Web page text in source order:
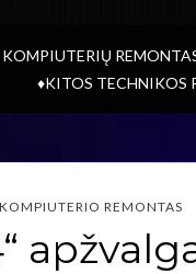
KOMPIUTERIŲ
♦KITOS TECHNIKOS
KOMPIUTERIO REMONTAS